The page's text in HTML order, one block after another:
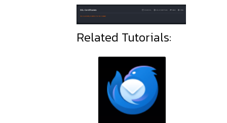
Related Tutorials: